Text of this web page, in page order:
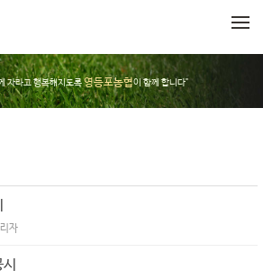
자라고 행복해지도록영등포농협이 함께 합니다"
자